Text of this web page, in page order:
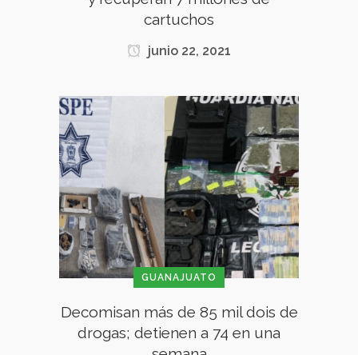
cartuchos
junio 22, 2021
GUANAJUATO
Decomisan más de 85 mil dois de
drogas; detienen a 74 en una